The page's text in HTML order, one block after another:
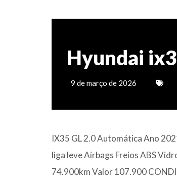
Hyundai
9 de março de 2026
IX35 GL 2.0 Automática Ano
liga leve Airbags Freios ABS
74.900km Valor 107.900